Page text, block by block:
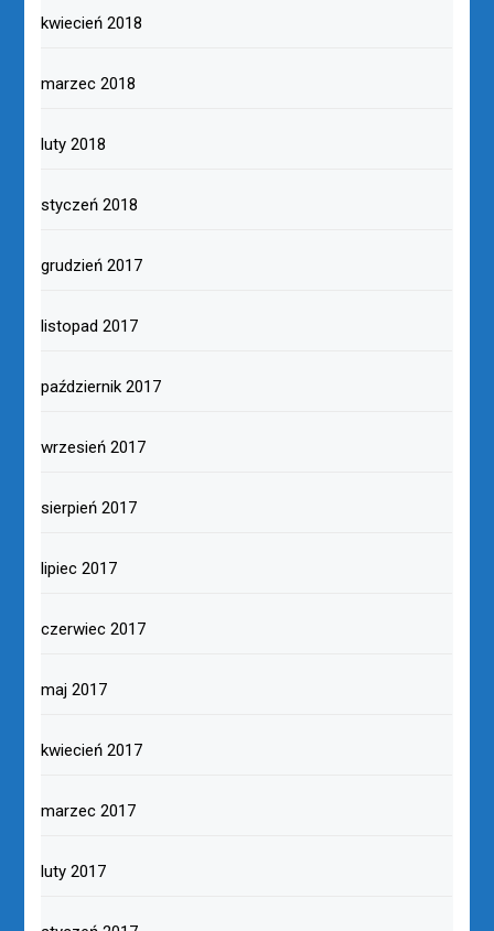
kwiecień 2018
marzec 2018
luty 2018
styczeń 2018
grudzień 2017
listopad 2017
październik 2017
wrzesień 2017
sierpień 2017
lipiec 2017
czerwiec 2017
maj 2017
kwiecień 2017
marzec 2017
luty 2017